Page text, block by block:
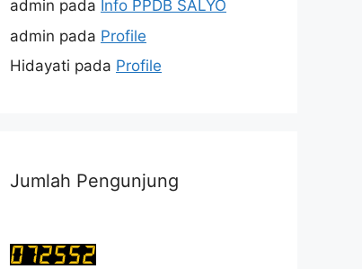
admin pada Info PPDB SALYO
admin pada Profile
Hidayati pada Profile
Jumlah Pengunjung